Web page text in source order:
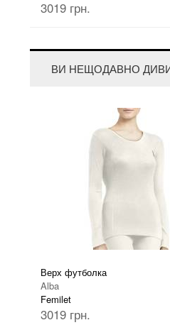
3019 грн.
ВИ НЕЩОДАВНО
Верх футболка
Alba
Femilet
3019 грн.